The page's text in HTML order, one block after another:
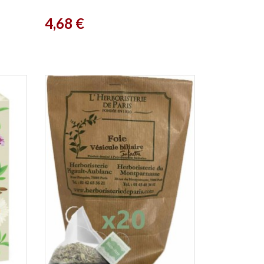
Prix
4,68 €